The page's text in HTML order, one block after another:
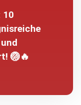
10
🏐🔥